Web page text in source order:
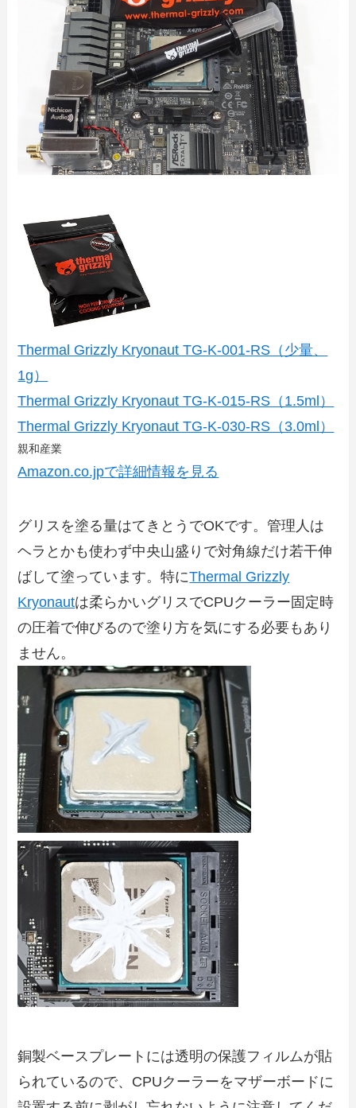
Thermal Grizzly Kryonaut TG-K-001-RS（少量、
1g）
Thermal Grizzly Kryonaut TG-K-015-RS（1.5ml）
Thermal Grizzly Kryonaut TG-K-030-RS（3.0ml）
親和産業
Amazon.co.jpで詳細情報を見る
グリスを塗る量はてきとうでOKです。管理人は
ヘラとかも使わず中央山盛りで対角線だけ若干伸
ばして塗っています。特にThermal Grizzly
Kryonautは柔らかいグリスでCPUクーラー固定時
の圧着で伸びるので塗り方を気にする必要もあり
ません。
銅製ベースプレートには透明の保護フィルムが貼
られているので、CPUクーラーをマザーボードに